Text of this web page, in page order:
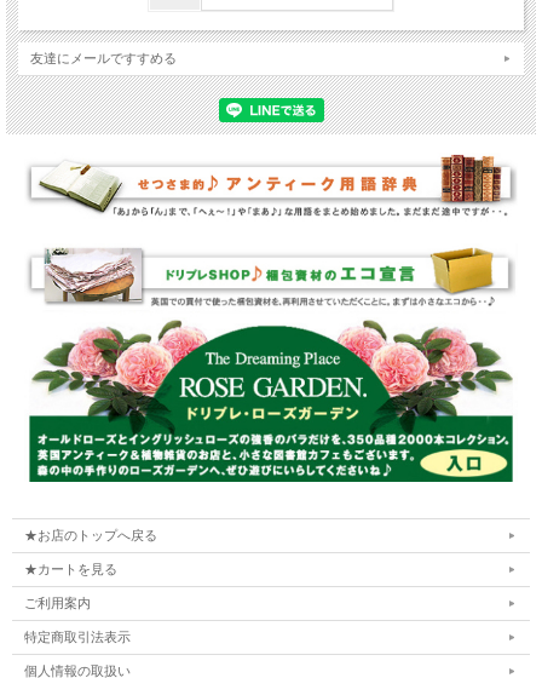
友達にメールですすめる
★お店のトップへ戻る
★カートを見る
ご利用案内
特定商取引法表示
個人情報の取扱い